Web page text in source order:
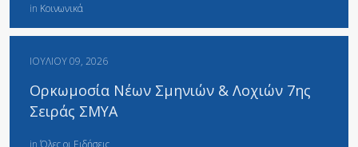
in Κοινωνικά
ΙΟΥΛΊΟΥ 09, 2026
Ορκωμοσία Νέων Σμηνιών & Λοχιών 7ης
Σειράς ΣΜΥΑ